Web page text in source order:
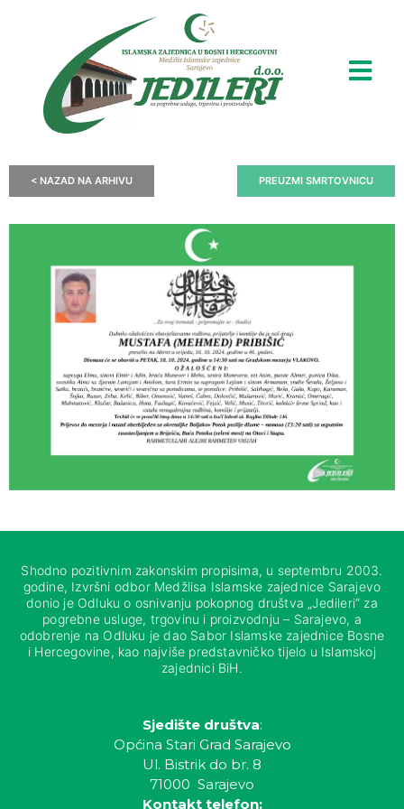
< NAZAD NA ARHIVU PREUZMI SMRTOVNICU
Shodno pozitivnim zakonskim propisima, u septembru 2003.
godine, Izvršni odbor Medžlisa Islamske zajednice Sarajevo
donio je Odluku o osnivanju pokopnog društva „Jedileri“ za
pogrebne usluge, trgovinu i proizvodnju – Sarajevo, a
odobrenje na Odluku je dao Sabor Islamske zajednice Bosne
i Hercegovine, kao najviše predstavničko tijelo u Islamskoj
zajednici BiH.
Sjedište društva:
Općina Stari Grad Sarajevo
Ul. Bistrik do br. 8
71000 Sarajevo
Kontakt telefon: